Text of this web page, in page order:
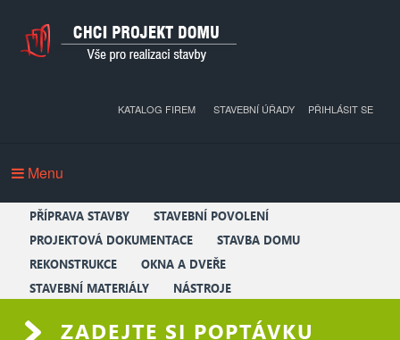
PŘIHLÁSIT SE
KATALOG FIREM STAVEBNÍ ÚŘADY
Menu
PŘÍPRAVA STAVBY
STAVEBNÍ POVOLENÍ
PROJEKTOVÁ DOKUMENTACE
STAVBA DOMU
REKONSTRUKCE
OKNA A DVEŘE
STAVEBNÍ MATERIÁLY
NÁSTROJE
ZADEJTE SI POPTÁVKU